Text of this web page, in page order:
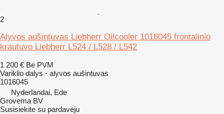
2
Alyvos aušintuvas Liebherr Oilcooler 1016045 frontalinio
krautuvo Liebherr L524 / L528 / L542
1 200 € Be PVM
Variklio dalys - alyvos aušintuvas
1016045
Nyderlandai, Ede
Grovema BV
Susisiekite su pardavėju